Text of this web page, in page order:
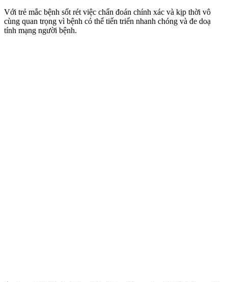
Với trẻ mắc bệnh sốt rét việc chẩn đoán chính xác và kịp thời vô
cùng quan trọng vì bệnh có thể tiến triển nhanh chóng và đe doạ
tính mạng người bệnh.